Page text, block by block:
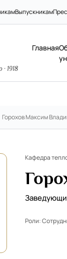
Выпускникам
1918
Главная
Горохов Максим
Кафедра
Роли: